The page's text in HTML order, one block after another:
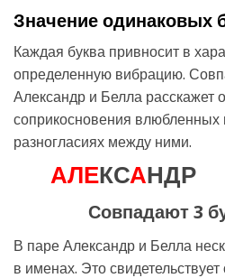
Значение одинаковых
Каждая буква привносит в
определенную вибрацию.
Александр и Белла расскажет
соприкосновения
разногласиях между ними.
АЛЕКСАНДР
Совпадают 3
В паре Александр и Белла
в именах. Это